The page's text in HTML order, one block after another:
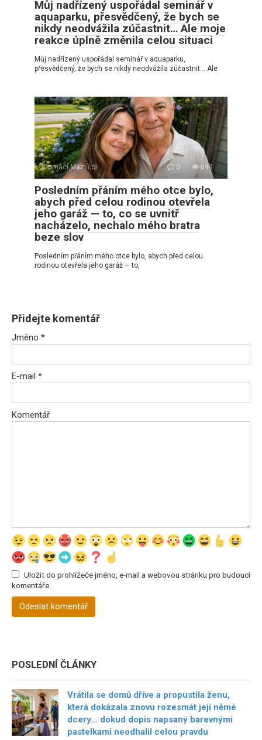
Můj nadřízený uspořádal seminář v
aquaparku, přesvědčený, že bych se
nikdy neodvážila zúčastnit… Ale moje
reakce úplně změnila celou situaci
Můj nadřízený uspořádal seminář v aquaparku,
přesvědčený, že bych se nikdy neodvážila zúčastnit… Ale
Domácí Mazlíčci 0 699
Posledním přáním mého otce bylo,
abych před celou rodinou otevřela
jeho garáž — to, co se uvnitř
nacházelo, nechalo mého bratra
beze slov
Posledním přáním mého otce bylo, abych před celou
rodinou otevřela jeho garáž — to,
Přidejte komentář
Jméno *
E-mail *
Komentář
Uložit do prohlížeče jméno, e-mail a webovou stránku pro budoucí
komentáře.
POSLEDNÍ ČLÁNKY
Vrátila se domů dříve a propustila ženu,
která dokázala znovu rozesmát její němé
dcery… dokud dopis napsaný barevnými
pastelkami neodhalil celou pravdu